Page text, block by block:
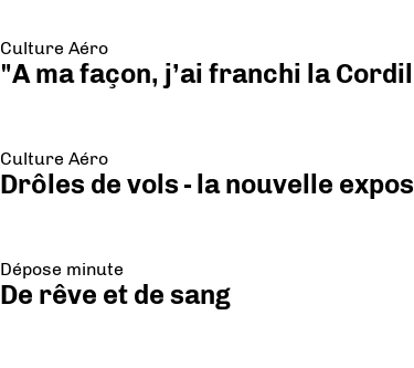
Culture Aéro
"A ma façon, j’ai franchi la
Culture Aéro
Drôles de vols - la nouvelle
Dépose minute
De rêve et de sang